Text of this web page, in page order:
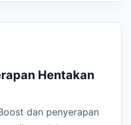
Hentakan
dan penyerapan